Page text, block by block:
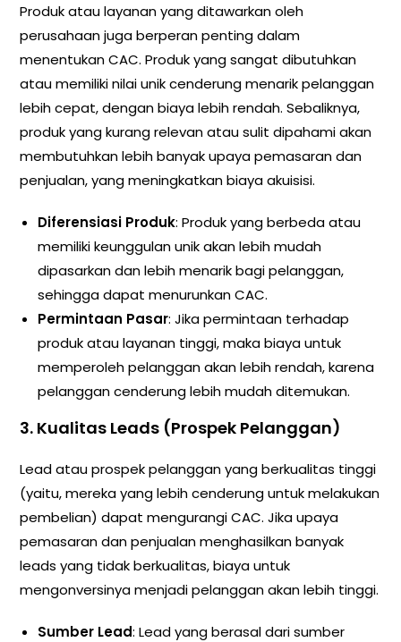
Produk atau layanan yang ditawarkan oleh
perusahaan juga berperan penting dalam
menentukan CAC. Produk yang sangat dibutuhkan
atau memiliki nilai unik cenderung menarik pelanggan
lebih cepat, dengan biaya lebih rendah. Sebaliknya,
produk yang kurang relevan atau sulit dipahami akan
membutuhkan lebih banyak upaya pemasaran dan
penjualan, yang meningkatkan biaya akuisisi.
Diferensiasi Produk: Produk yang berbeda atau
memiliki keunggulan unik akan lebih mudah
dipasarkan dan lebih menarik bagi pelanggan,
sehingga dapat menurunkan CAC.
Permintaan Pasar: Jika permintaan terhadap
produk atau layanan tinggi, maka biaya untuk
memperoleh pelanggan akan lebih rendah, karena
pelanggan cenderung lebih mudah ditemukan.
3. Kualitas Leads (Prospek Pelanggan)
Lead atau prospek pelanggan yang berkualitas tinggi
(yaitu, mereka yang lebih cenderung untuk melakukan
pembelian) dapat mengurangi CAC. Jika upaya
pemasaran dan penjualan menghasilkan banyak
leads yang tidak berkualitas, biaya untuk
mengonversinya menjadi pelanggan akan lebih tinggi.
Sumber Lead: Lead yang berasal dari sumber